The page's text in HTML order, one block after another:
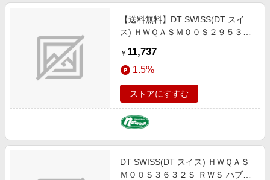
【送料無料】DT SWISS(DT スイ
ス) ＨＷＱＡＳＭ００Ｓ２９５３Ｓ
￥ 11,737
1.5%
ストアにすすむ
DT SWISS(DT スイス) ＨＷＱＡＳ
Ｍ００Ｓ３６３２Ｓ ＲＷＳ ハブア